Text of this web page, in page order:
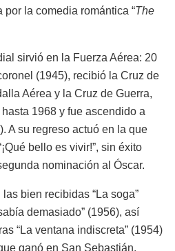
la comedia romántica “The
sirvió en la Fuerza Aérea: 20
(1945), recibió la Cruz de
Aérea y la Cruz de Guerra,
1968 y fue ascendido a
A su regreso actuó en la que
bello es vivir!”, sin éxito
nominación al Óscar.
bien recibidas “La soga”
demasiado” (1956), así
“La ventana indiscreta” (1954)
ganó en San Sebastián.